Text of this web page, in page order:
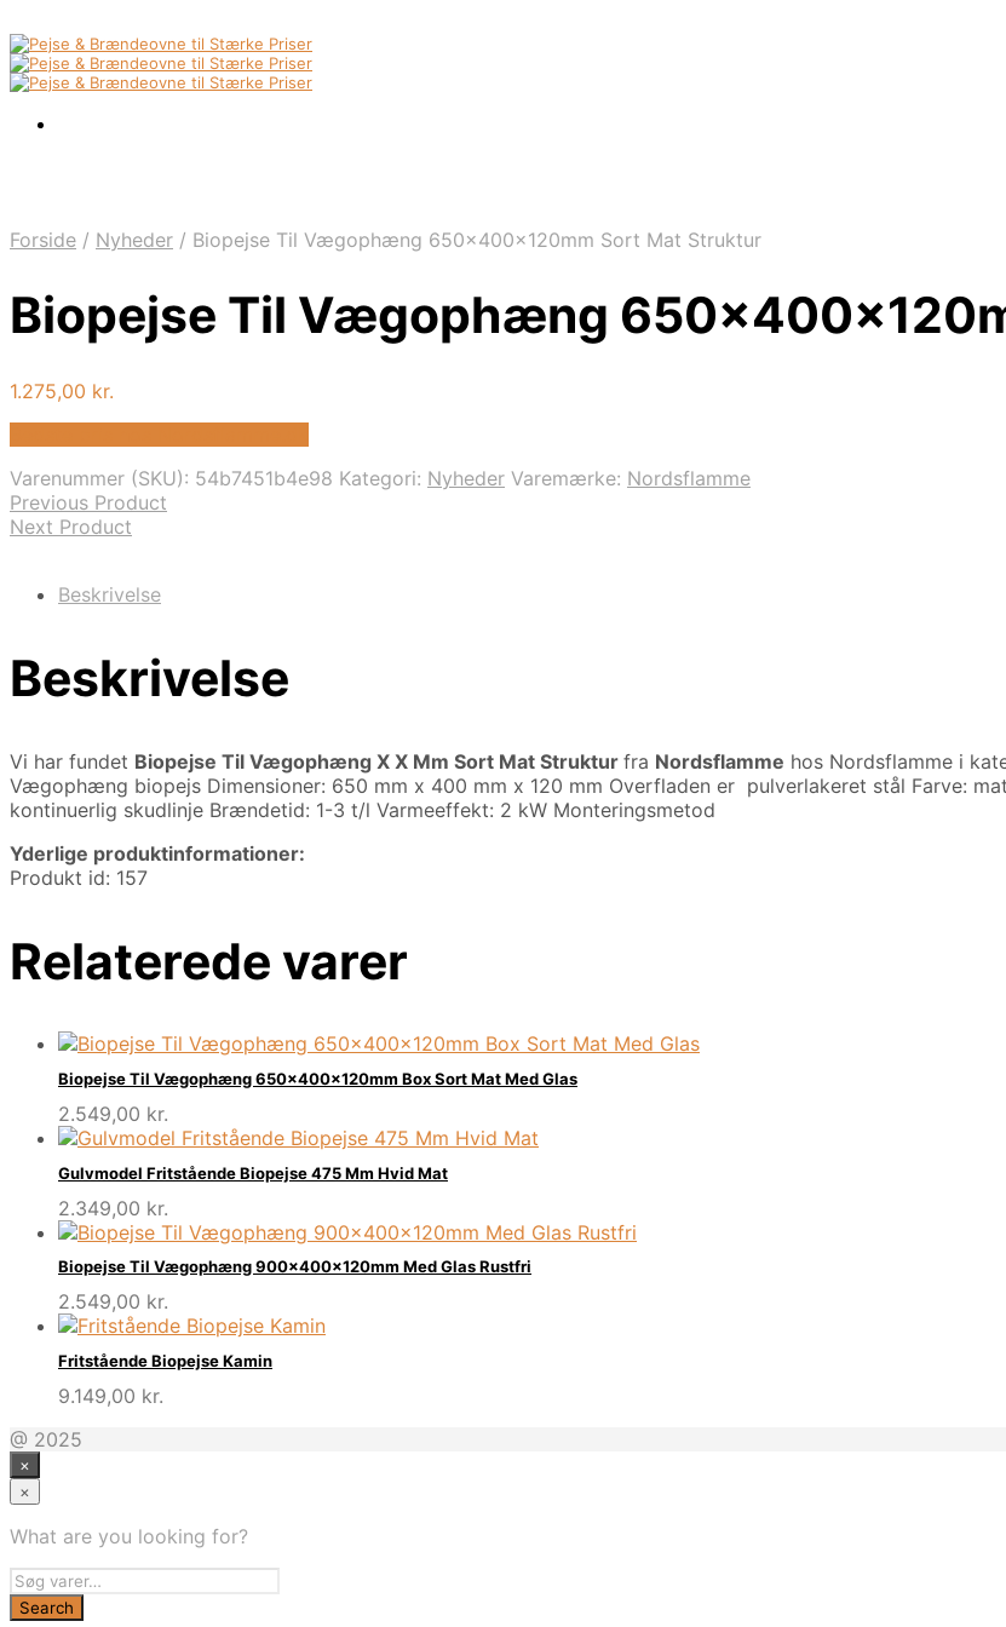
Forside / Nyheder / Biopejse Til Vægophæng 650x400x120mm Sort Mat Struktur
Biopejse Til Vægophæng
1.275,00 kr.
Varenummer (SKU): 54b7451b4e98 Kategori: Nyheder Varemærke: Nordsflamme
Previous Product
Next Product
Beskrivelse
Beskrivelse
Vi har fundet Biopejse Til Vægophæng X X Mm Sort Mat Struktur fra Nordsflamme hos Nordsflamme i
Vægophæng biopejs Dimensioner: 650 mm x 400 mm x 120 mm Overfladen er pulverlakeret stål Farve:
kontinuerlig skudlinje Brændetid: 1-3 t/l Varmeeffekt: 2 kW Monteringsmetod
Yderlige produktinformationer:
Produkt id: 157
Relaterede varer
Biopejse Til Vægophæng 650x400x120mm Box Sort Mat Med Glas
2.549,00 kr.
Gulvmodel Fritstående Biopejse 475 Mm Hvid Mat
2.349,00 kr.
Biopejse Til Vægophæng 900x400x120mm Med Glas Rustfri
2.549,00 kr.
Fritstående Biopejse Kamin
9.149,00 kr.
@ 2025
×
×
What are you looking for?